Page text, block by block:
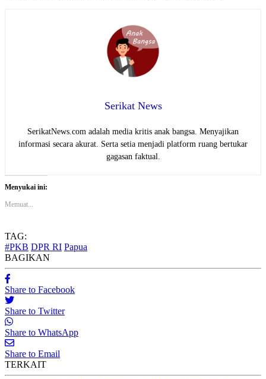
Serikat News
SerikatNews.com adalah media kritis anak bangsa. Menyajikan
informasi secara akurat. Serta setia menjadi platform ruang bertukar
gagasan faktual.
Menyukai ini:
Memuat...
TAG:
#PKB DPR RI Papua
BAGIKAN
Share to Facebook
Share to Twitter
Share to WhatsApp
Share to Email
TERKAIT